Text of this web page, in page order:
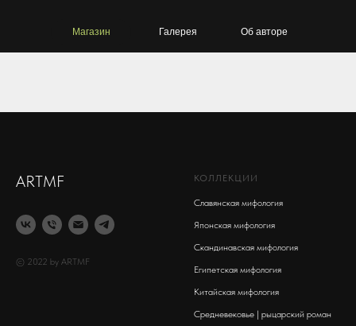
Об авторе
Галерея
Магазин
С
ARTMF
© 2022 by ARTMF
КОЛЛЕКЦИИ
Славянская мифология
Японская мифология
Скандинавская мифология
Египетская мифология
Китайская мифология
Средневековье | рыцарский роман